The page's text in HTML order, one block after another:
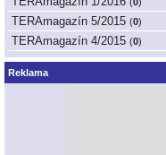
TERAmagazín 5/2015 (0)
TERAmagazín 4/2015 (0)
Reklama